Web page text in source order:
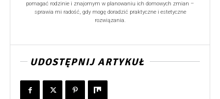
pomagać rodzinie i znajomym w planowaniu ich domowych zmian –
sprawia mi radość, gdy mogę doradzić praktyczne i estetyczne
rozwiązania.
UDOSTĘPNIJ ARTYKUŁ